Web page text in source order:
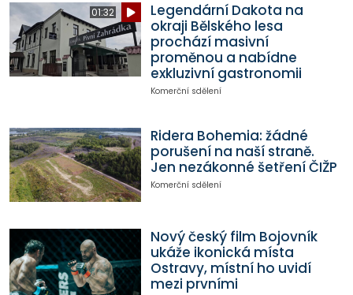
01:32
Legendární Dakota na
okraji Bělského lesa
prochází masivní
proměnou a nabídne
exkluzivní gastronomii
Komerční sdělení
Ridera Bohemia: žádné
porušení na naší straně.
Jen nezákonné šetření ČIŽP
Komerční sdělení
Nový český film Bojovník
ukáže ikonická místa
Ostravy, místní ho uvidí
mezi prvními